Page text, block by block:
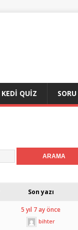
KEDI QUIZ
Son yazı
5 yıl 7 ay önce
bihter